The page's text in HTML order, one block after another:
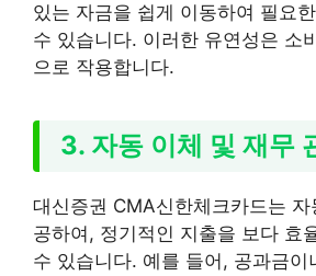
있는 자금을 쉽게 이동하여 필요
수 있습니다. 이러한 유연성은 소
으로 작용합니다.
3. 자동 이체 및 재무
대신증권 CMA신한체크카드는 자
공하여, 정기적인 지출을 보다 효
수 있습니다. 예를 들어, 공과금이